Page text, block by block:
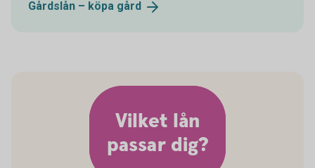
Gårdslån – köpa gård
Vilket lån
passar dig?